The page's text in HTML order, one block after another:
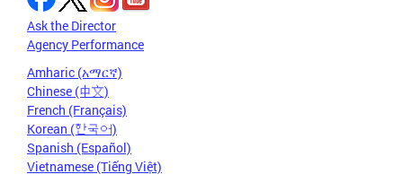
Ask the Director
Agency Performance
Amharic (አማርኛ)
Chinese (中文)
French (Français)
Korean (한국어)
Spanish (Español)
Vietnamese (Tiếng Việt)